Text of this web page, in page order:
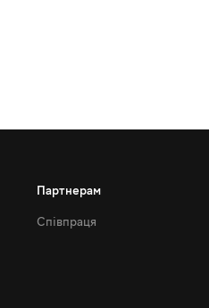
Партнерам
Співпраця